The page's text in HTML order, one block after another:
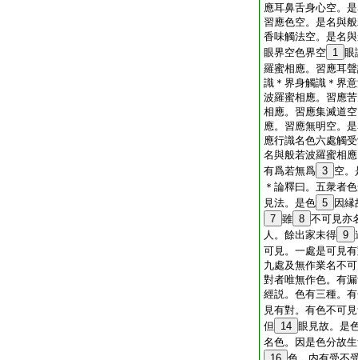
應耳鼻舌身心空。
習應色空。是名與
香味觸法空。是名
眼界空色界空 1 眼
羅蜜相應。習應耳
識＊界身觸識＊界
波羅蜜相應。習應
相應。習應集滅道
應。習應無明空。
應行識名色六處觸
名與般若波羅蜜相
有爲若無爲 3 空。
＊ 論釋曰。五衆者
見法。是色 5
因縁
7 雖 8 不可見亦
人。餘出家未得 9
可見。一處是可見
九處及無作業名不
對者唯無作色。有
經説。色有三種。
見有對。有色不可
但
14 眼見故。是
名色。因是色分故